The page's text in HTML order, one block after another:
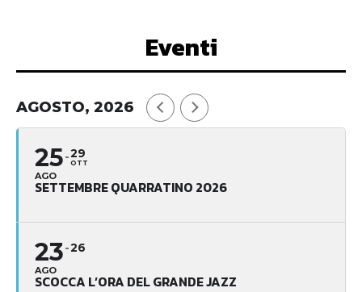
Eventi
AGOSTO, 2026
25
AGO
29
OTT
SETTEMBRE QUARRATINO 2026
23
AGO
26
SCOCCA L’ORA DEL GRANDE JAZZ